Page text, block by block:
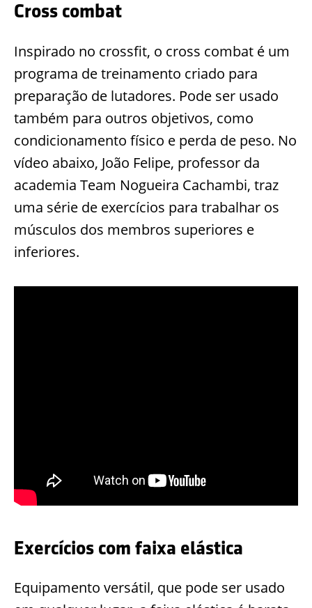
Cross combat
Inspirado no crossfit, o cross combat é um
programa de treinamento criado para
preparação de lutadores. Pode ser usado
também para outros objetivos, como
condicionamento físico e perda de peso. No
vídeo abaixo, João Felipe, professor da
academia Team Nogueira Cachambi, traz
uma série de exercícios para trabalhar os
músculos dos membros superiores e
inferiores.
Exercícios com faixa elástica
Equipamento versátil, que pode ser usado